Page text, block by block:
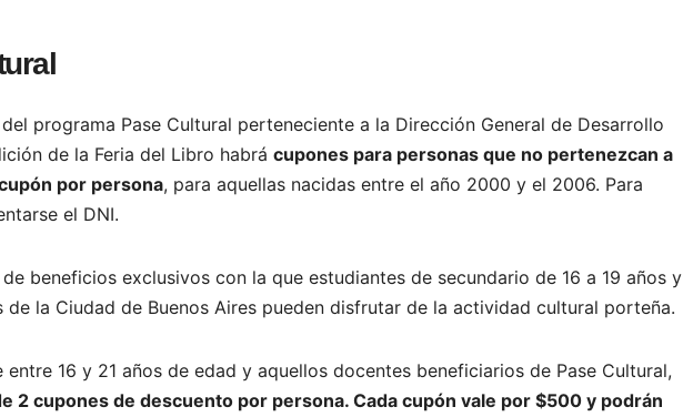
programa Pase Cultural perteneciente a la Dirección General de Desarrollo
de la Feria del Libro habrá cupones para personas que no pertenezcan a
por persona, para aquellas nacidas entre el año 2000 y el 2006. Para
el DNI.
beneficios exclusivos con la que estudiantes de secundario de 16 a 19 años y
de la Ciudad de Buenos Aires pueden disfrutar de la actividad cultural porteña.
entre 16 y 21 años de edad y aquellos docentes beneficiarios de Pase Cultural,
2 cupones de descuento por persona. Cada cupón vale por $500 y podrán